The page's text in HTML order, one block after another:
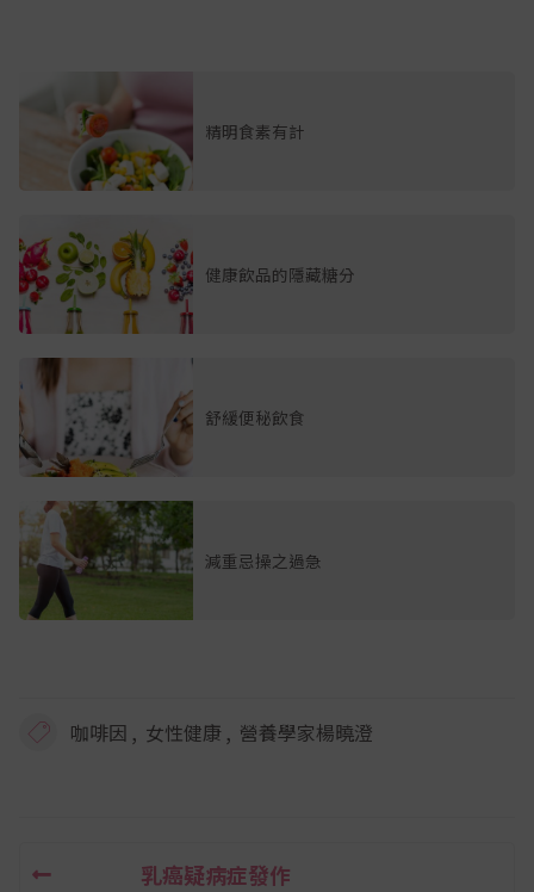
精明食素有計
健康飲品的隱藏糖分
舒緩便秘飲食
減重忌操之過急
咖啡因 , 女性健康 , 營養學家楊曉澄
乳癌疑病症發作